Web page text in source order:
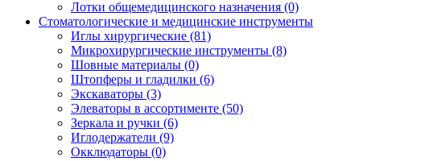
Лотки общемедицинского назначения (0)
Стоматологические и медицинские инструменты
Иглы хирургические (81)
Микрохирургические инструменты (8)
Шовные материалы (0)
Штопферы и гладилки (6)
Экскаваторы (3)
Элеваторы в ассортименте (50)
Зеркала и ручки (6)
Иглодержатели (9)
Окклюдаторы (0)